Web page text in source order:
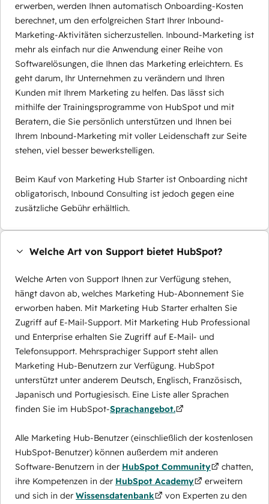
erwerben, werden Ihnen automatisch Onboarding-Kosten
berechnet, um den erfolgreichen Start Ihrer Inbound-
Marketing-Aktivitäten sicherzustellen. Inbound-Marketing ist
mehr als einfach nur die Anwendung einer Reihe von
Softwarelösungen, die Ihnen das Marketing erleichtern. Es
geht darum, Ihr Unternehmen zu verändern und Ihren
Kunden mit Ihrem Marketing zu helfen. Das lässt sich
mithilfe der Trainingsprogramme von HubSpot und mit
Beratern, die Sie persönlich unterstützen und Ihnen bei
Ihrem Inbound-Marketing mit voller Leidenschaft zur Seite
stehen, viel besser bewerkstelligen.
Beim Kauf von Marketing Hub Starter ist Onboarding nicht
obligatorisch, Inbound Consulting ist jedoch gegen eine
zusätzliche Gebühr erhältlich.
Welche Art von Support bietet HubSpot?
Welche Arten von Support Ihnen zur Verfügung stehen,
hängt davon ab, welches Marketing Hub-Abonnement Sie
erworben haben. Mit Marketing Hub Starter erhalten Sie
Zugriff auf E-Mail-Support. Mit Marketing Hub Professional
und Enterprise erhalten Sie Zugriff auf E-Mail- und
Telefonsupport. Mehrsprachiger Support steht allen
Marketing Hub-Benutzern zur Verfügung. HubSpot
unterstützt unter anderem Deutsch, Englisch, Französisch,
Japanisch und Portugiesisch. Eine Liste aller Sprachen
finden Sie im HubSpot-Sprachangebot.
Alle Marketing Hub-Benutzer (einschließlich der kostenlosen
HubSpot-Benutzer) können außerdem mit anderen
Software-Benutzern in der HubSpot Community
chatten,
ihre Kompetenzen in der HubSpot Academy
erweitern
und sich in der Wissensdatenbank
von Experten zu den